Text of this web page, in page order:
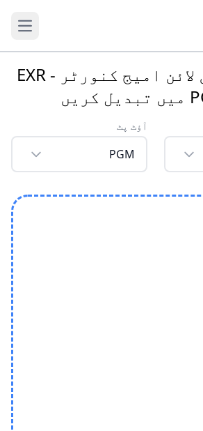
حتمی مفت آن لائن امیج کنورٹر - EXR
آؤٹ پٹ
PGM